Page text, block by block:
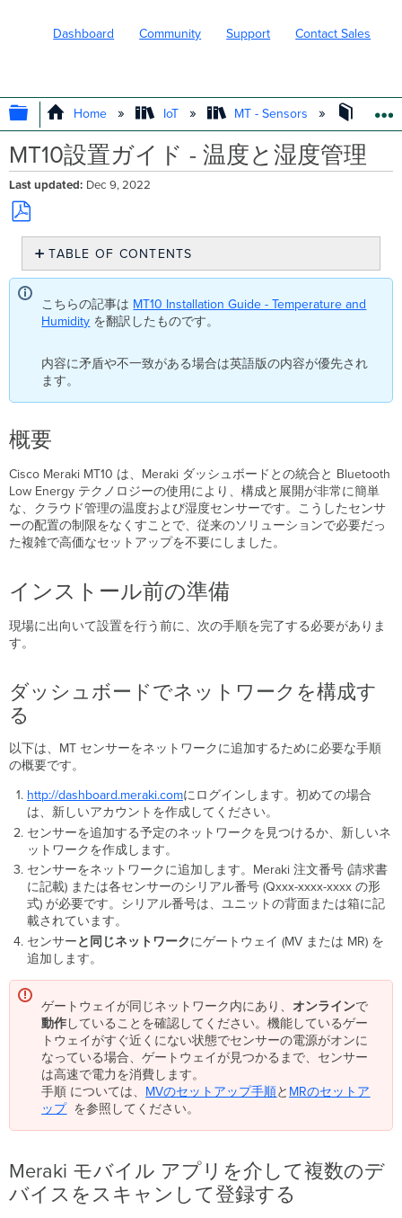
Dashboard Community Support Contact Sales
EXPAND/COLLAPSE GLOBAL
Home IoT MT - Sensors
MT10設置ガイド - 温度と湿度管理
Last updated Dec 9, 2022
Save
PDF
TABLE OF CONTENTS
概
イ
ト
ー
ル
の
準
備
ダ
ッ
シ
ュ
ー
ネ
ー
構
成
る
Meraki
モ
バ
イ
ル
ア
プ
リ
を
て
複
数
の
デ
バ
イ
ス
ス
キ
ャ
こちらの記事は MT10 Installation Guide - Temperature and
Humidity を翻訳したものです。
内容に矛盾や不一致がある場合は英語版の内容が優先され
ます。
概要
Cisco Meraki MT10 は、Meraki ダッシュボードとの統合と Bluetooth
Low Energy テクノロジーの使用により、構成と展開が非常に簡単
な、クラウド管理の温度および湿度センサーです。こうしたセンサ
ーの配置の制限をなくすことで、従来のソリューションで必要だっ
た複雑で高価なセットアップを不要にしました。
インストール前の準備
現場に出向いて設置を行う前に、次の手順を完了する必要がありま
す。
ダッシュボードでネットワークを構成す
る
以下は、MT センサーをネットワークに追加するために必要な手順
の概要です。
http://dashboard.meraki.comにログインします。 初めての場合
は、新しいアカウントを作成してください。
センサーを追加する予定のネットワークを見つけるか、新しいネ
ットワークを作成します。
センサーをネットワークに追加します。 Meraki注文番号 (請求書
に記載) または各センサーのシリアル番号 (Qxxx-xxxx-xxxx の形
式) が必要です。シリアル番号は、ユニットの背面または箱に記
載されています。
センサーと同じネットワークにゲートウェイ (MV または MR) を
追加します。
ゲートウェイが同じネットワーク内にあり、オンラインで
動作していることを確認してください。機能しているゲー
トウェイがすぐ近くにない状態でセンサーの電源がオンに
なっている場合、ゲートウェイが見つかるまで、センサー
は高速で電力を消費します。
手順 については、 MVのセットアップ手順と MRのセットア
ップを参照してください。
Meraki モバイル アプリを介して複数のデ
バイスをスキャンして登録する